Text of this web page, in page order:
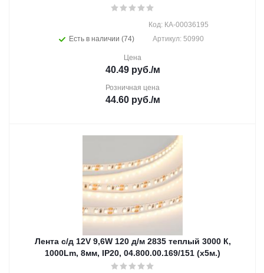
Есть в наличии (74)
Код: КА-00036195
Артикул: 50990
Цена
40.49руб./м
Розничная цена
44.60руб./м
Лента с/д 12V 9,6W 120 д/м 2835 теплый 3000 К,
1000Lm, 8мм, IP20, 04.800.00.169/151 (х5м.)